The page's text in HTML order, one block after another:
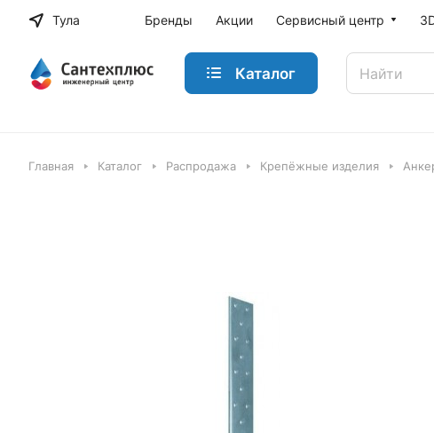
Тула Бренды Акции Сервисный центр
Каталог
Главная Каталог Распродажа Крепёжные изделия